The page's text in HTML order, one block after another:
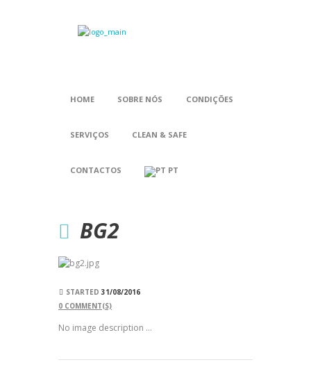
HOME SOBRE NÓS CONDIÇÕES
SERVIÇOS CLEAN & SAFE
CONTACTOS PT
BG2
STARTED 31/08/2016
0 COMMENT(S)
No image description ...